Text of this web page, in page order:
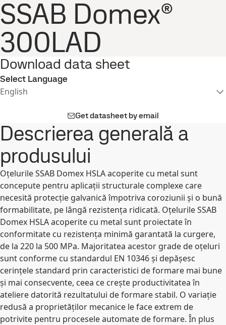
SSAB Domex®
300LAD
Download data sheet
Select Language
English
Get datasheet by email
Descrierea generală a
produsului
Oțelurile SSAB Domex HSLA acoperite cu metal sunt
concepute pentru aplicații structurale complexe care
necesită protecție galvanică împotriva coroziunii și o bună
formabilitate, pe lângă rezistența ridicată. Oțelurile SSAB
Domex HSLA acoperite cu metal sunt proiectate în
conformitate cu rezistența minimă garantată la curgere,
de la 220 la 500 MPa. Majoritatea acestor grade de oțeluri
sunt conforme cu standardul EN 10346 și depășesc
cerințele standard prin caracteristici de formare mai bune
și mai consecvente, ceea ce crește productivitatea în
ateliere datorită rezultatului de formare stabil. O variație
redusă a proprietăților mecanice le face extrem de
potrivite pentru procesele automate de formare. În plus